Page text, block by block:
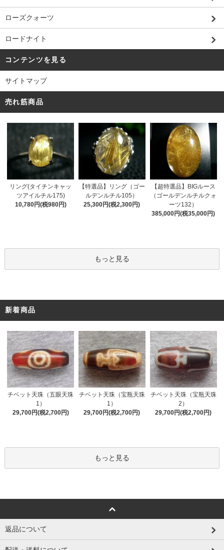
ローズクォーツ
ロードナイト
コンテンツを見る
サイトマップ
売れ筋商品
リング(タイチンキャッ
ツアイルチル175)
10,780円(税980円)
【特選品】リング（ゴー
ルデンルチル105）
25,300円(税2,300円)
【超特選品】BIGルース
（ゴールデンルチルクォ
ーツ132）
385,000円(税35,000円)
もっと見る
新着商品
チベット天珠（五眼天珠
1）
29,700円(税2,700円)
チベット天珠（宝瓶天珠
1）
29,700円(税2,700円)
チベット天珠（宝瓶天珠
2）
29,700円(税2,700円)
もっと見る
返品について